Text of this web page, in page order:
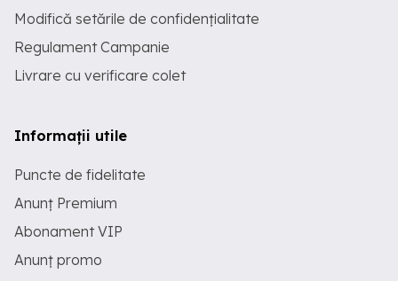
Modifică setările de confidențialitate
Regulament Campanie
Livrare cu verificare colet
Informații utile
Puncte de fidelitate
Anunț Premium
Abonament VIP
Anunț promo